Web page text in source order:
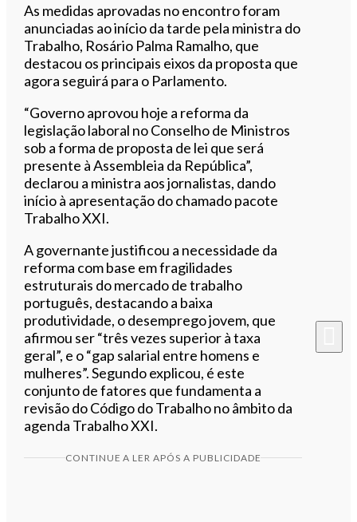
As medidas aprovadas no encontro foram
anunciadas ao início da tarde pela ministra do
Trabalho, Rosário Palma Ramalho, que
destacou os principais eixos da proposta que
agora seguirá para o Parlamento.
“Governo aprovou hoje a reforma da
legislação laboral no Conselho de Ministros
sob a forma de proposta de lei que será
presente à Assembleia da República”,
declarou a ministra aos jornalistas, dando
início à apresentação do chamado pacote
Trabalho XXI.
A governante justificou a necessidade da
reforma com base em fragilidades
estruturais do mercado de trabalho
português, destacando a baixa
produtividade, o desemprego jovem, que
afirmou ser “três vezes superior à taxa
geral”, e o “gap salarial entre homens e
mulheres”. Segundo explicou, é este
conjunto de fatores que fundamenta a
revisão do Código do Trabalho no âmbito da
agenda Trabalho XXI.
CONTINUE A LER APÓS A PUBLICIDADE